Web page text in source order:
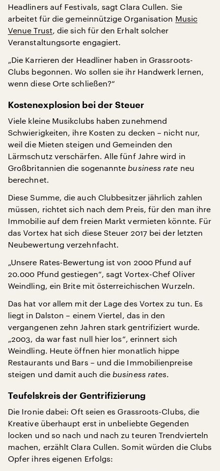
Headliners auf Festivals, sagt Clara Cullen. Sie
arbeitet für die gemeinnützige Organisation Music
Venue Trust, die sich für den Erhalt solcher
Veranstaltungsorte engagiert.
„Die Karrieren der Headliner haben in Grassroots-
Clubs begonnen. Wo sollen sie ihr Handwerk lernen,
wenn diese Orte schließen?“
Kostenexplosion bei der Steuer
Viele kleine Musikclubs haben zunehmend
Schwierigkeiten, ihre Kosten zu decken – nicht nur,
weil die Mieten steigen und Gemeinden den
Lärmschutz verschärfen. Alle fünf Jahre wird in
Großbritannien die sogenannte business rate neu
berechnet.
Diese Summe, die auch Clubbesitzer jährlich zahlen
müssen, richtet sich nach dem Preis, für den man ihre
Immobilie auf dem freien Markt vermieten könnte. Für
das Vortex hat sich diese Steuer 2017 bei der letzten
Neubewertung verzehnfacht.
„Unsere Rates-Bewertung ist von 2000 Pfund auf
20.000 Pfund gestiegen“, sagt Vortex-Chef Oliver
Weindling, ein Brite mit österreichischen Wurzeln.
Das hat vor allem mit der Lage des Vortex zu tun. Es
liegt in Dalston – einem Viertel, das in den
vergangenen zehn Jahren stark gentrifiziert wurde.
„2003, da war fast null hier los“, erinnert sich
Weindling. Heute öffnen hier monatlich hippe
Restaurants und Bars – und die Immobilienpreise
steigen und damit auch die business rates.
Teufelskreis der Gentrifizierung
Die Ironie dabei: Oft seien es Grassroots-Clubs, die
Kreative überhaupt erst in unbeliebte Gegenden
locken und so nach und nach zu teuren Trendvierteln
machen, erzählt Clara Cullen. Somit würden die Clubs
Opfer ihres eigenen Erfolgs: